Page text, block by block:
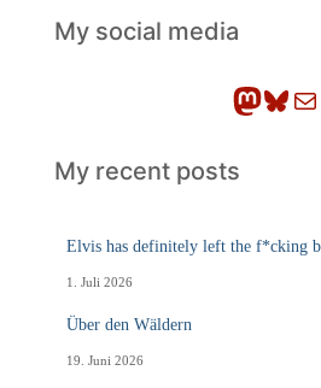
h
eMy social media
Mastodon Bluesky E-Mail
My recent posts
Elvis has definitely left the f*cking
1. Juli 2026
Über den Wäldern
19. Juni 2026